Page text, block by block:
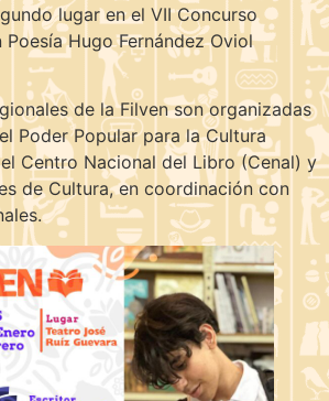
lugar en el VII Concurso
Hugo Fernández Oviol
de la Filven son organizadas
Poder Popular para la Cultura
Centro Nacional del Libro (Cenal) y
de Cultura, en coordinación con